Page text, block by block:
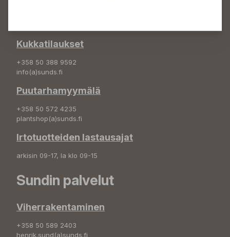
Kukkatilaukset
+358 50 388 9592
info(a)sunds.fi
Puutarhamyymälä
+358 50 572 4235
plantshop(a)sunds.fi
Irtotuotteiden lastausajat
arkisin 09-17, la klo 09-15
Sundin palvelut
Viherrakentaminen
+358 50 589 2403
henrik.sund(a)sunds.fi